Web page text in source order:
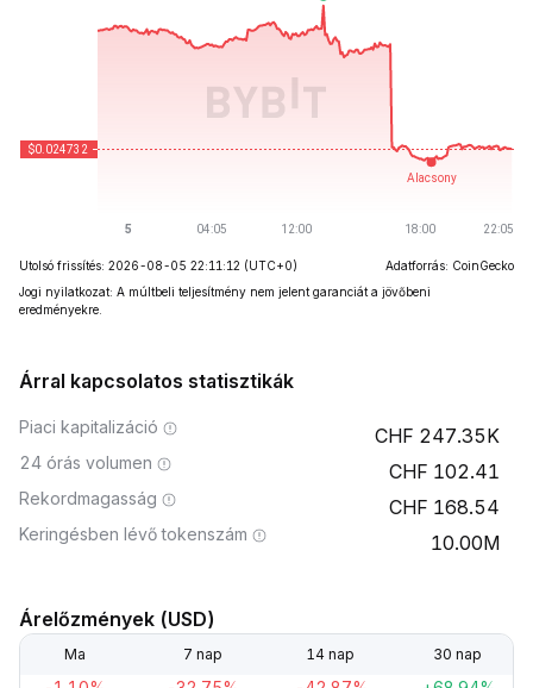
Utolsó frissítés: 2026-08-05 22:11:12 (UTC+0)
Adatforrás: CoinGecko
Jogi nyilatkozat: A múltbeli teljesítmény nem jelent garanciát a jövőbeni
eredményekre.
Árral kapcsolatos statisztikák
Piaci kapitalizáció 247.35K
24 órás volumen 102.41
Rekordmagasság 168.54
Keringésben lévő tokenszám 10.00M
Árelőzmények (USD)
Ma 7 nap 14 nap 30 nap